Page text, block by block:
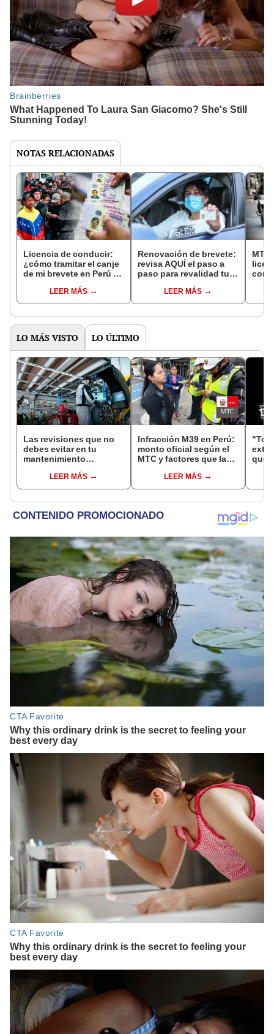
NOTAS RELACIONADAS
Licencia de conducir:
¿cómo tramitar el canje
de mi brevete en Perú si
LEER MÁS
Renovación de brevete:
revisa AQUÍ el paso a
paso para revalidad tu
LEER MÁS
LO MÁS VISTO LO ÚLTIMO
Las revisiones que no
debes evitar en tu
mantenimiento
viajar en coche
LEER MÁS
Infracción M39 en Perú:
monto oficial según el
MTC y factores que la
LEER MÁS
que